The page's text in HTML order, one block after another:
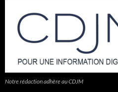
Notre rédaction adhère au CDJM